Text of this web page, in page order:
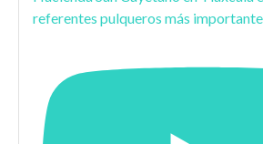
referentes pulqueros más